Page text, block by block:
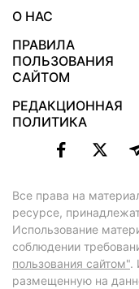
О НАС
ПРАВИЛА
ПОЛЬЗОВАНИЯ
САЙТОМ
РЕДАКЦИОННАЯ
ПОЛИТИКА
Все права на
ресурсе,
Использование
соблюдении
пользования сайтом".
размещенную на